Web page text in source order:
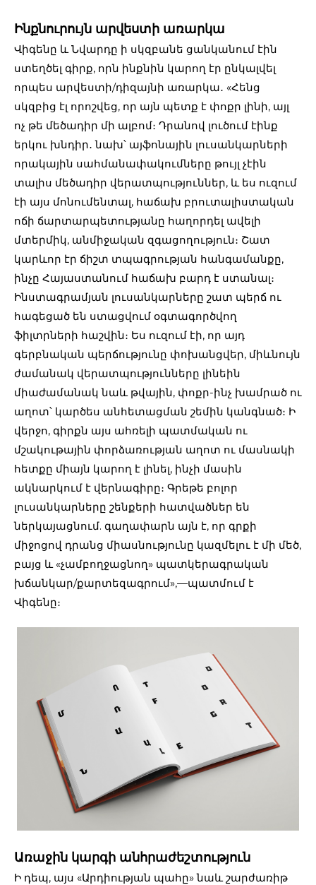
Ինքնուրույն արվեստի առարկա
Վիգենը և Նվարդը ի սկզբանե ցանկանում էին
ստեղծել գիրք, որն ինքնին կարող էր ընկալվել
որպես արվեստի/դիզայնի առարկա․ «Հենց
սկզբից էլ որոշվեց, որ այն պետք է փոքր լինի, այլ
ոչ թե մեծադիր մի ալբոմ։ Դրանով լուծում էինք
երկու խնդիր․ նախ՝ այֆոնային լուսանկարների
որակային սահմանափակումները թույլ չէին
տալիս մեծադիր վերատպություններ, և ես ուզում
էի այս մոնումենտալ, հաճախ բրուտալիստական
ոճի ճարտարպետությանը հաղորդել ավելի
մտերմիկ, անմիջական զգացողություն։ Շատ
կարևոր էր ճիշտ տպագրության հանգամանքը,
ինչը Հայաստանում հաճախ բարդ է ստանալ։
Ինստագրամյան լուսանկարները շատ պերճ ու
հագեցած են ստացվում օգտագործվող
ֆիլտրների հաշվին։ Ես ուզում էի, որ այդ
գերբնական պերճությունը փոխանցվեր, միևնույն
ժամանակ վերատպությունները լինեին
միաժամանակ նաև թվային, փոքր-ինչ խամրած ու
աղոտ՝ կարծես անհետացման շեմին կանգնած։ Ի
վերջո, գիրքն այս ահռելի պատմական ու
մշակութային փորձառության աղոտ ու մասնակի
հետքը միայն կարող է լինել, ինչի մասին
ակնարկում է վերնագիրը։ Գրեթե բոլոր
լուսանկարները շենքերի հատվածներ են
ներկայացնում. գաղափարն այն է, որ գրքի
միջոցով դրանց միասնությունը կազմելու է մի մեծ,
բայց և «չամբողջացնող» պատկերագրական
խճանկար/քարտեզագրում»,—պատմում է
Վիգենը։
Առաջին կարգի անհրաժեշտություն
Ի դեպ, այս «Արդիության պահը» նաև շարժառիթ